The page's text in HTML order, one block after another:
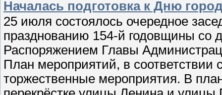
Началась подготовка к Дню
25 июля состоялось очередное
празднованию 154-й годовщины со
Распоряжением Главы
План мероприятий, в соответствии
торжественные мероприятия. В